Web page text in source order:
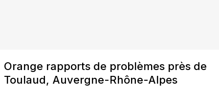
Orange rapports de problèmes près de
Toulaud, Auvergne-Rhône-Alpes